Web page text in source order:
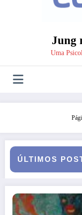
Jung
Uma
ÚLTIMOS
Curso: